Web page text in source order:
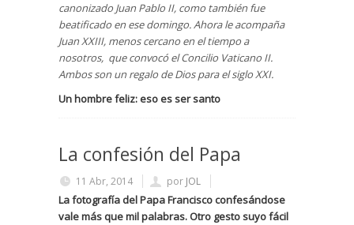
canonizado Juan Pablo II, como también fue
beatificado en ese domingo. Ahora le acompaña
Juan XXIII, menos cercano en el tiempo a
nosotros, que convocó el Concilio Vaticano II.
Ambos son un regalo de Dios para el siglo XXI.
Un hombre feliz: eso es ser santo
La confesión del Papa
11 Abr, 2014 por JOL
La fotografía del Papa Francisco confesándose
vale más que mil palabras. Otro gesto suyo fácil